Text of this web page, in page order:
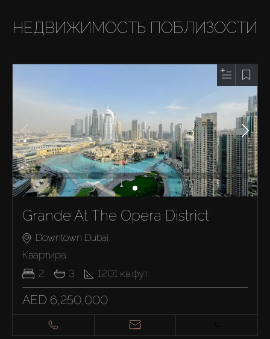
НЕДВИЖИМОСТЬ ПОБЛИЗОСТИ
Grande At The Opera District
Downtown Dubai
Квартира
2
3 1201 кв.фут
AED 6,250,000